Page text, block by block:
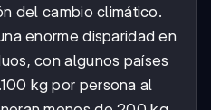
del cambio climático.
enorme disparidad en
con algunos países
kg por persona al